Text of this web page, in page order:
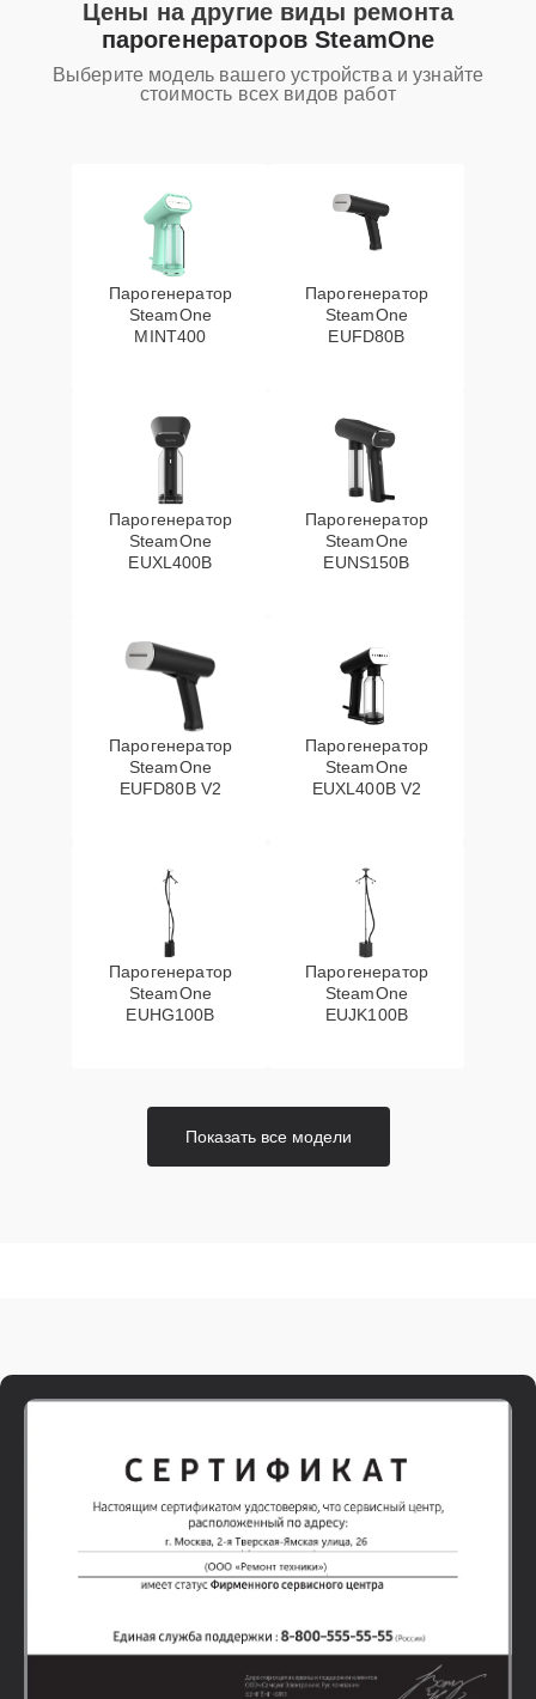
Цены на другие виды ремонта
парогенераторов SteamOne
Выберите модель вашего устройства и узнайте
стоимость всех видов работ
Парогенератор
SteamOne
MINT400
Парогенератор
SteamOne
EUFD80B
Парогенератор
SteamOne
EUXL400B
Парогенератор
SteamOne
EUNS150B
Парогенератор
SteamOne
EUFD80B V2
Парогенератор
SteamOne
EUXL400B V2
Парогенератор
SteamOne
EUHG100B
Парогенератор
SteamOne
EUJK100B
Показать все модели